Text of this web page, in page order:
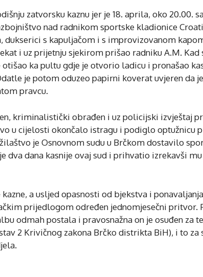
zatvorsku kaznu jer je 18. aprila, oko 20.00.
nad radnikom sportske kladionice
dukserici s kapuljačom i s improvizovanom
i uz prijetnju sjekirom prišao radniku A.M. Kad
ka pultu gdje je otvorio ladicu i pronašao
je potom oduzeo papirni koverat uvjeren da
pravcu.
kriminalistički obrađen i uz policijski izvještaj
u cijelosti okončalo istragu i podiglo optužnicu
je Osnovnom sudu u Brčkom dostavilo
dva dana kasnije ovaj sud i prihvatio izrekavši
a usljed opasnosti od bjekstva i
prijedlogom određen jednomjesečni pritvor.
odmah postala i pravosnažna on je osuđen za
2 Krivičnog zakona Brčko distrikta BiH), i to za